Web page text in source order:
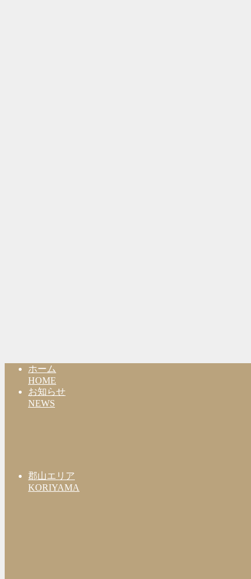
ホーム
HOME
お知らせ
NEWS
郡山エリア
KORIYAMA